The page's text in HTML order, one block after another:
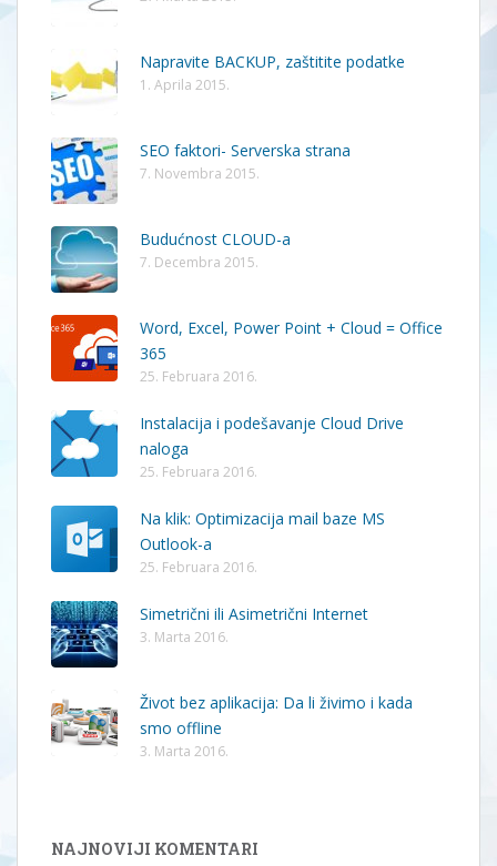
Napravite BACKUP, zaštitite podatke
1. Aprila 2015.
SEO faktori- Serverska strana
7. Novembra 2015.
Budućnost CLOUD-a
7. Decembra 2015.
Word, Excel, Power Point + Cloud = Office
365
25. Februara 2016.
Instalacija i podešavanje Cloud Drive
naloga
25. Februara 2016.
Na klik: Optimizacija mail baze MS
Outlook-a
25. Februara 2016.
Simetrični ili Asimetrični Internet
3. Marta 2016.
Život bez aplikacija: Da li živimo i kada
smo offline
3. Marta 2016.
NAJNOVIJI KOMENTARI